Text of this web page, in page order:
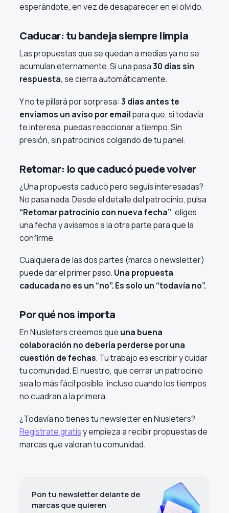
esperándote, en vez de desaparecer en el olvido.
Caducar: tu bandeja siempre limpia
Las propuestas que se quedan a medias ya no se
acumulan eternamente. Si una pasa30 días sin
respuesta, se cierra automáticamente.
Y no te pillará por sorpresa: 3 días antes te
enviamos un aviso por emailpara que, si todavía
te interesa, puedas reaccionar a tiempo. Sin
presión, sin patrocinios colgando de tu panel.
Retomar: lo que caducó puede volver
¿Una propuesta caducó pero seguís interesadas?
No pasa nada. Desde el detalle del patrocinio, pulsa
“Retomar patrocinio con nueva fecha”, eliges
una fecha y avisamos a la otra parte para que la
confirme.
Cualquiera de las dos partes (marca o newsletter)
puede dar el primer paso. Una propuesta
caducada no es un “no”. Es solo un “todavía no”.
Por qué nos importa
En Niusleters creemos que una buena
colaboración no debería perderse por una
cuestión de fechas. Tu trabajo es escribir y cuidar
tu comunidad. El nuestro, que cerrar un patrocinio
sea lo más fácil posible, incluso cuando los tiempos
no cuadran a la primera.
¿Todavía no tienes tu newsletter en Niusleters?
Regístrate gratisy empieza a recibir propuestas de
marcas que valoran tu comunidad.
Pon tu newsletter delante de
marcas que quieren